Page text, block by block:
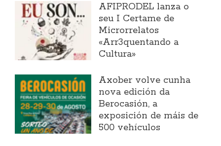
AFIPRODEL lanza o
seu I Certame de
Microrrelatos
«Arr3quentando a
Cultura»
Axober volve cunha
nova edición da
Berocasión, a
exposición de máis de
500 vehículos